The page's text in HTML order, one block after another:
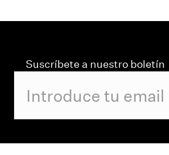
Suscríbete a nuestro boletín